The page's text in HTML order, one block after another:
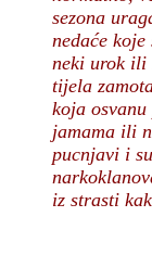
sezona
nedaće
neki urok ili
tijela
koja
jamama ili
pucnjavi i
iz strasti